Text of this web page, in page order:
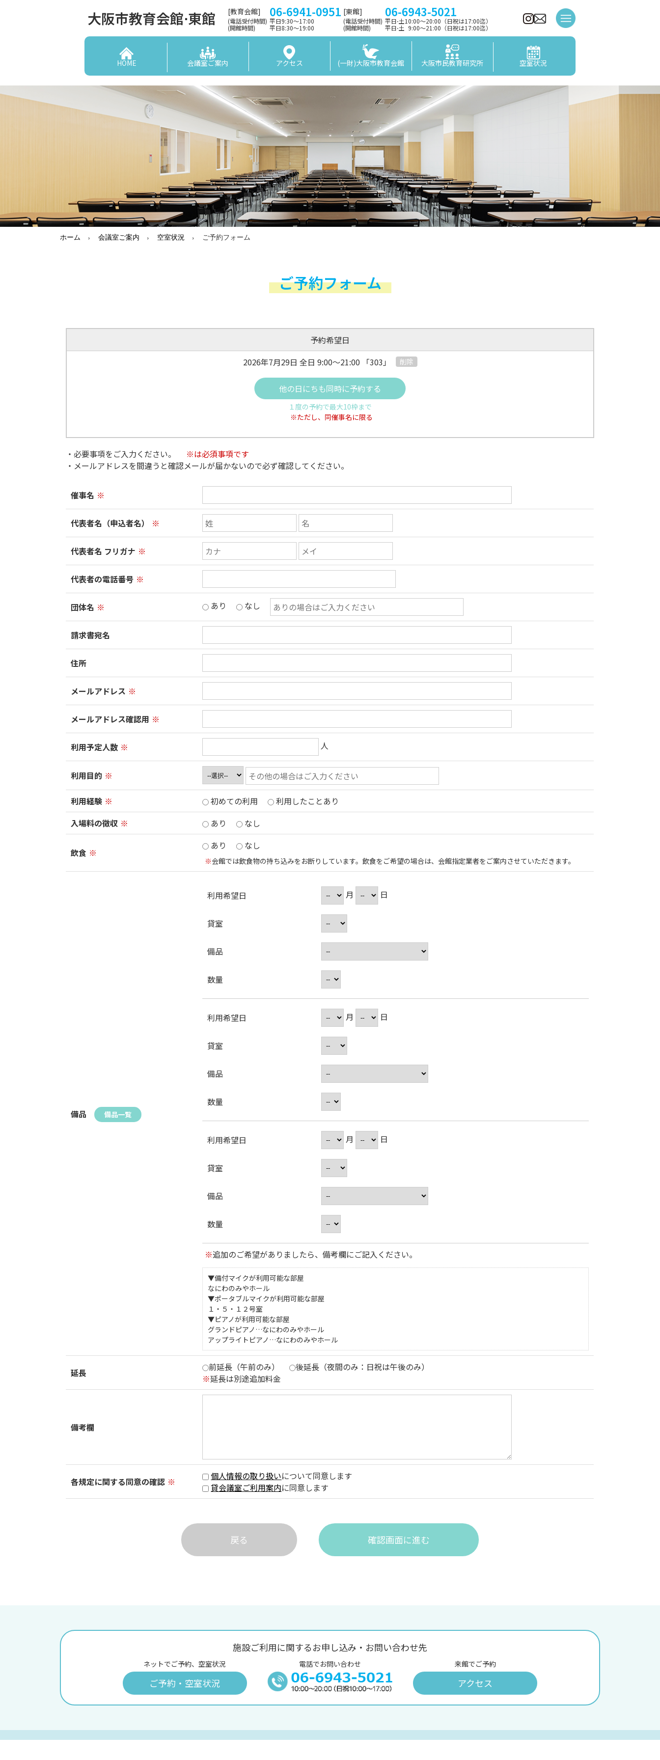
大阪市教育会館⋅東館 [教育会館] 06-6941-0951
(電話受付時間) 平日9:30〜17:00
(開館時間)
平日8:30〜19:00
[東館] 06-6943-5021
(電話受付時間) 平日⋅土10:00～20:00（日祝は17:00迄）
(開館時間)
平日⋅土 9:00〜21:00（日祝は17:00迄）
HOME 会議室ご案内 アクセス (一財)大阪市教育会館 大阪市民教育研究所 空室状況
ホーム 会議室ご案内 空室状況 ご予約フォーム
ご予約フォーム
予約希望日
2026年7月29日 全日 9:00～21:00 「303」 削除
他の日にちも同時に予約する
１度の予約で最大10枠まで
※ただし、同催事名に限る
・必要事項をご入力ください。
※は必須事項です
・メールアドレスを間違うと確認メールが届かないので必ず確認してください。
催事名 ※
代表者名（申込者名） ※
代表者名 フリガナ ※
代表者の電話番号 ※
団体名 ※ あり なし
請求書宛名
住所
メールアドレス ※
メールアドレス確認用 ※
利用予定人数 ※ 人
利用目的 ※
利用経験 ※ 初めての利用
利用したことあり
入場料の徴収 ※ あり なし
飲食 ※
あり なし
※会館では飲食物の持ち込みをお断りしています。飲食をご希望の場合は、会館指定業者をご案内させていただきます。
備品 備品一覧
利用希望日 月 日
貸室
備品
数量
利用希望日 月 日
貸室
備品
数量
利用希望日 月 日
貸室
備品
数量
※追加のご希望がありましたら、備考欄にご記入ください。
▼備付マイクが利用可能な部屋
なにわのみやホール
▼ポータブルマイクが利用可能な部屋
１・５・１２号室
▼ピアノが利用可能な部屋
グランドピアノ…なにわのみやホール
アップライトピアノ…なにわのみやホール
延長 前延長（午前のみ）
後延長（夜間のみ：日祝は午後のみ）
※延長は別途追加料金
備考欄
各規定に関する同意の確認 ※ 個人情報の取り扱いについて同意します
貸会議室ご利用案内に同意します
戻る 確認画面に進む
施設ご利用に関するお申し込み・お問い合わせ先
ネットでご予約、空室状況
ご予約・空室状況
電話でお問い合わせ 来館でご予約
アクセス